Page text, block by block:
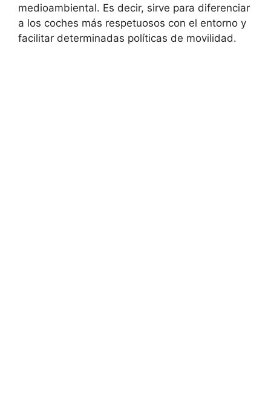
medioambiental. Es decir, sirve para diferenciar
a los coches más respetuosos con el entorno y
facilitar determinadas políticas de movilidad.